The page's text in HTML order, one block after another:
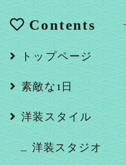
Contents
トップページ
素敵な1日
洋装スタイル
洋装スタジオ